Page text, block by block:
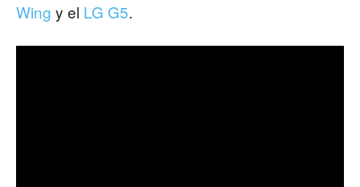
Wing y el LG G5.